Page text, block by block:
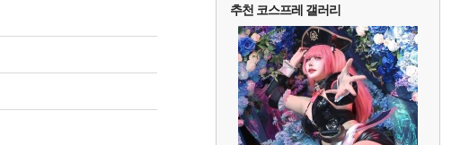
추천 코스프레 갤러리